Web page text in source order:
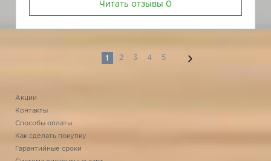
Читать отзывы 0
1 2 3 4 5
Акции
Контакты
Способы оплаты
Как сделать покупку
Гарантийные сроки